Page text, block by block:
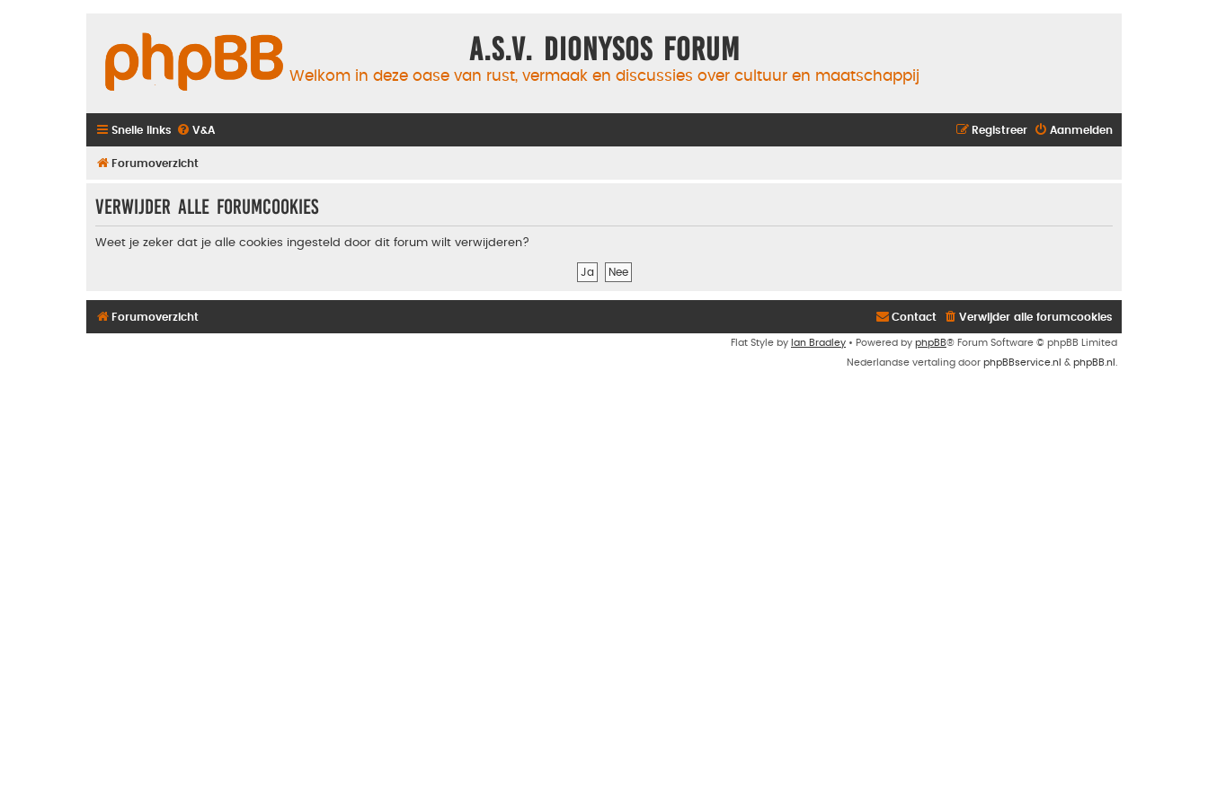
A.S.V. Dionysos Forum
Welkom in deze oase van rust, vermaak en discussies over cultuur en maatschappij
Snelle links V&A Aanmelden
Registreer
Forumoverzicht
Verwijder alle forumcookies
Weet je zeker dat je alle cookies ingesteld door dit forum wilt verwijderen?
Forumoverzicht Verwijder alle forumcookies
Contact
Flat Style by Ian Bradley • Powered by phpBB® Forum Software © phpBB Limited
Nederlandse vertaling door phpBBservice.nl & phpBB.nl .